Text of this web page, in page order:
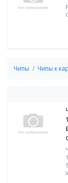
Чипы Чипы к